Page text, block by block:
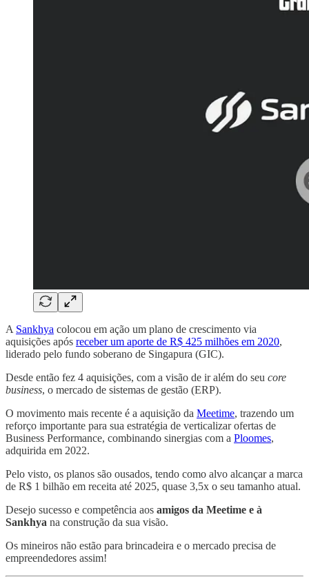
A Sankhya colocou em ação um plano de crescimento via
aquisições após receber um aporte de R$ 425 milhões em 2020,
liderado pelo fundo soberano de Singapura (GIC).
Desde então fez 4 aquisições, com a visão de ir além do seu core
business, o mercado de sistemas de gestão (ERP).
O movimento mais recente é a aquisição da Meetime, trazendo um
reforço importante para sua estratégia de verticalizar ofertas de
Business Performance, combinando sinergias com a Ploomes,
adquirida em 2022.
Pelo visto, os planos são ousados, tendo como alvo alcançar a marca
de R$ 1 bilhão em receita até 2025, quase 3,5x o seu tamanho atual.
Desejo sucesso e competência aos amigos da Meetime e à
Sankhya na construção da sua visão.
Os mineiros não estão para brincadeira e o mercado precisa de
empreendedores assim!